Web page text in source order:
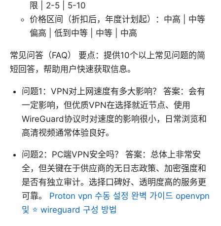
限 | 2-5 | 5-10
价格区间（折扣后，年度计划起）：中高 | 中等
偏高 | 低到中等 | 中等 | 中高
常见问答（FAQ） 要点：提供10个以上常见问题的简
短回答，帮助用户快速获取信息。
问题1：VPN对上网速度有多大影响？ 答案：会有
一定影响，但优质VPN在选择就近节点、使用
WireGuard协议时对速度的影响很小，日常浏览和
高清视频通常体验良好。
问题2：PC端VPN安全吗？ 答案：总体上非常安
全，但关键在于供应商的无日志政策、加密强度和
是否有独立审计。选择口碑好、透明度高的服务更
可靠。 Proton vpn 수동 설정 완벽 가이드 openvpn
및 ⭐ wireguard 구성 방법